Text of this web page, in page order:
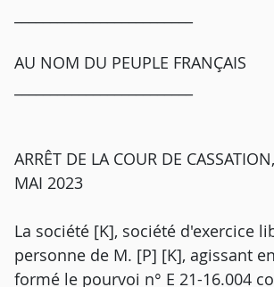
AU NOM DU PEUPLE FRANÇAIS
ARRÊT DE LA COUR DE
MAI 2023
La société [K], société d'exercice
personne de M. [P] [K], agissant
formé le pourvoi n° E 21-16.004